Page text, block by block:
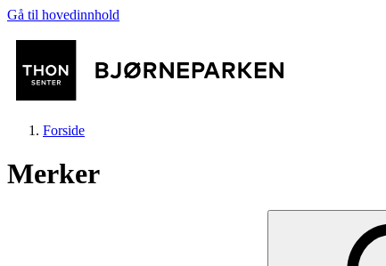
Gå til hovedinnhold
Forside
Merker